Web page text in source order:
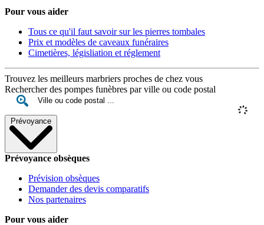
Pour vous aider
Tous ce qu'il faut savoir sur les pierres tombales
Prix et modèles de caveaux funéraires
Cimetières, législiation et réglement
Trouvez les meilleurs marbriers proches de chez vous
Rechercher des pompes funèbres par ville ou code postal
Prévoyance
Prévoyance obsèques
Prévision obsèques
Demander des devis comparatifs
Nos partenaires
Pour vous aider